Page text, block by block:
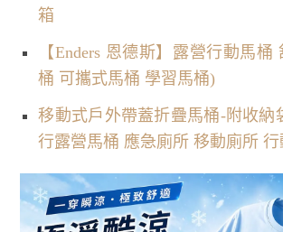
箱
【Enders 恩德斯】露營行動馬
桶 可攜式馬桶 學習馬桶)
移動式戶外帶蓋折疊馬桶-附收納
行露營馬桶 應急廁所 移動廁所